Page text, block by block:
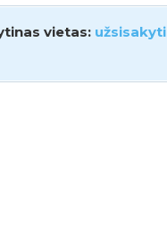
vietas: užsisakyti